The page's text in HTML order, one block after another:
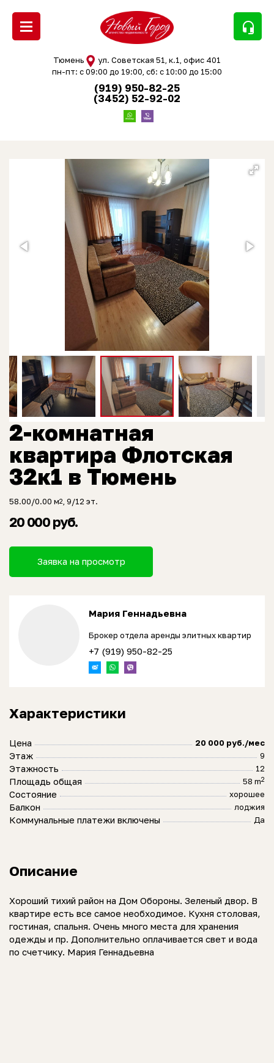
headset_mic
Тюмень
ул. Советская 51, к.1, офис 401
пн-пт: с 09:00 до 19:00, сб: с 10:00 до 15:00
(919) 950-82-25
(3452) 52-92-02
2-комнатная
квартира Флотская
32к1 в Тюмень
58.00/0.00 м2 , 9/12 эт.
20 000 руб.
Заявка на просмотр
Мария Геннадьевна
Брокер отдела аренды элитных квартир
+7 (919) 950-82-25
Характеристики
Цена 20 000 руб./мес
Этаж 9
Этажность 12
Площадь общая 58 m2
Состояние хорошее
Балкон лоджия
Коммунальные платежи включены Да
Описание
Хороший тихий район на Дом Обороны. Зеленый двор. В
квартире есть все самое необходимое. Кухня столовая,
гостиная, спальня. Очень много места для хранения
одежды и пр. Дополнительно оплачивается свет и вода
по счетчику. Мария Геннадьевна